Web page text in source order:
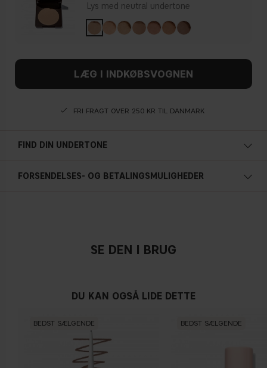
Lys med neutral undertone
LÆG I INDKØBSVOGNEN
FRI FRAGT OVER 250 KR TIL DANMARK
FIND DIN UNDERTONE
Blå, lyseød eller rødlig teint
Ingen tydelig nuance af blå/lyserød eller gul
Gul, oliven eller gylden teint
FORSENDELSES- OG BETALINGSMULIGHEDER
SE DEN I BRUG
DU KAN OGSÅ LIDE DETTE
BEDST SÆLGENDE BEDST SÆLGENDE